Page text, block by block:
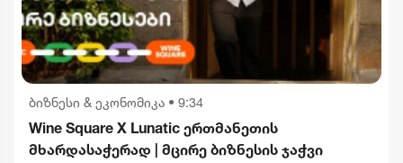
ბიზნესი & ეკონომიკა • 9:34
Wine Square X Lunatic ერთმანეთის
მხარდასაჭერად | მცირე ბიზნესის ჯაჭვი